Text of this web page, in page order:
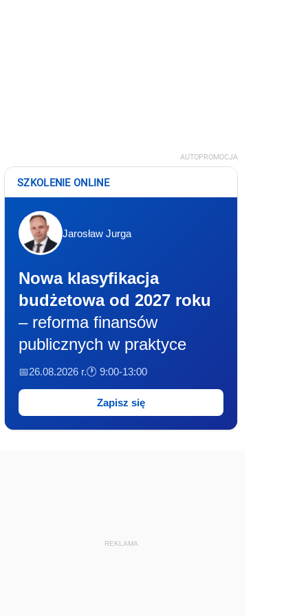
AUTOPROMOCJA
SZKOLENIE ONLINE
Jarosław Jurga
Nowa klasyfikacja
budżetowa od 2027 roku
– reforma finansów
publicznych w praktyce
📅26.08.2026 r.🕐 9:00-13:00
Zapisz się
REKLAMA